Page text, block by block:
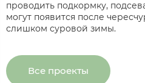
проводить подкормку,
могут появится после
слишком суровой зимы.
Все проекты